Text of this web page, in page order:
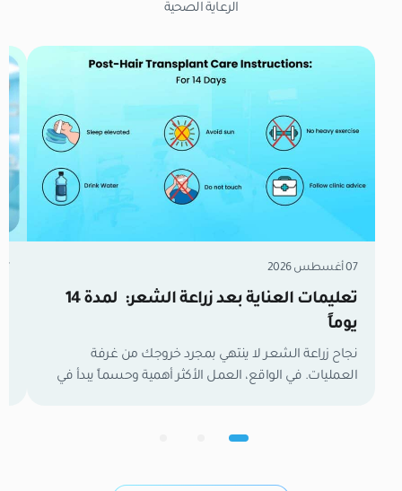
الرعاية الصحية
07 أغسطس 2026
تعليمات العناية بعد زراعة الشعر: لمدة 14
يوماً
نجاح زراعة الشعر لا ينتهي بمجرد خروجك من غرفة
العمليات. في الواقع، العمل الأكثر أهمية وحسماً يبدأ في
تكون بصيلات الشعر الجديدة كائنات حية وهشة تعمل
من واقع خبرتنا […]